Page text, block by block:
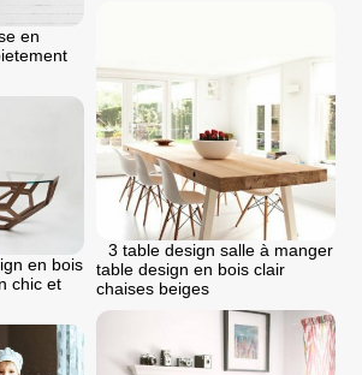
en
3 table design salle à manger
table design en bois clair
chaises beiges
en bois
chic et